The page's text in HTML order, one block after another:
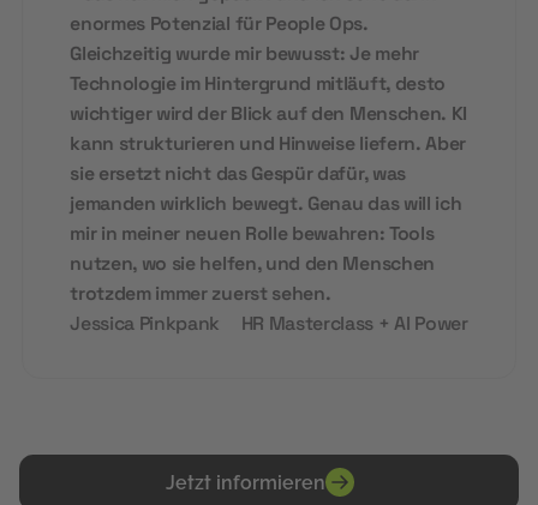
enormes Potenzial für People Ops.
Gleichzeitig wurde mir bewusst: Je mehr
Technologie im Hintergrund mitläuft, desto
wichtiger wird der Blick auf den Menschen. KI
kann strukturieren und Hinweise liefern. Aber
sie ersetzt nicht das Gespür dafür, was
jemanden wirklich bewegt. Genau das will ich
mir in meiner neuen Rolle bewahren: Tools
nutzen, wo sie helfen, und den Menschen
trotzdem immer zuerst sehen.
Jessica Pinkpank
HR Masterclass + AI Power
Jetzt informieren